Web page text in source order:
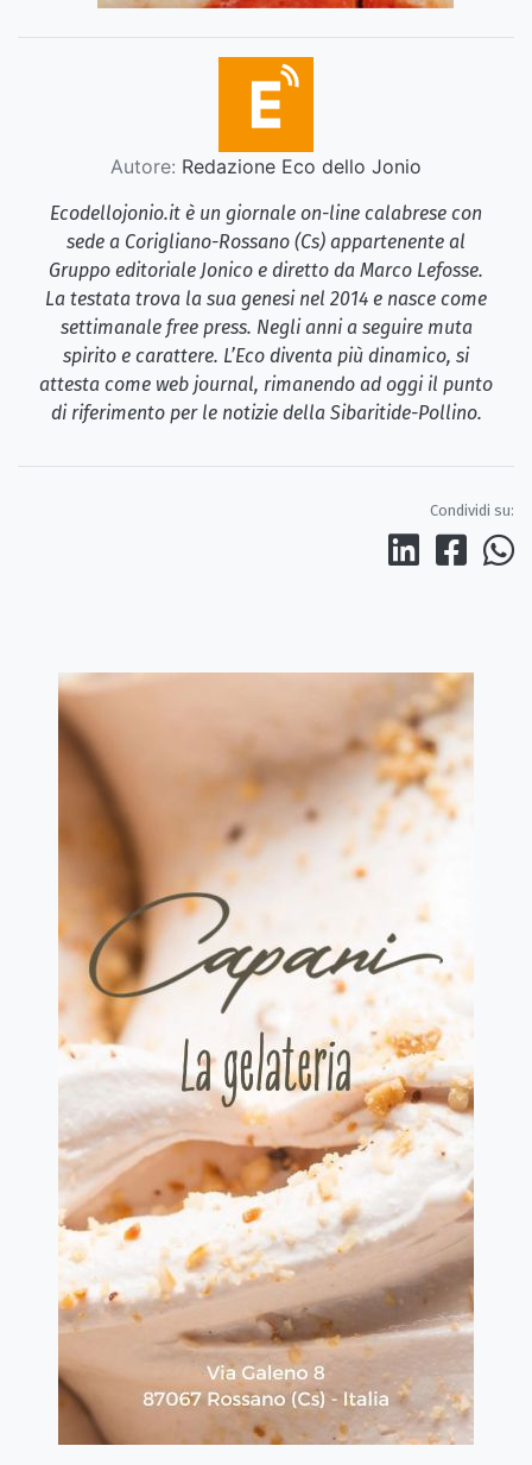
Autore: Redazione Eco dello Jonio
Ecodellojonio.it è un giornale on-line calabrese con
sede a Corigliano-Rossano (Cs) appartenente al
Gruppo editoriale Jonico e diretto da Marco Lefosse.
La testata trova la sua genesi nel 2014 e nasce come
settimanale free press. Negli anni a seguire muta
spirito e carattere. L’Eco diventa più dinamico, si
attesta come web journal, rimanendo ad oggi il punto
di riferimento per le notizie della Sibaritide-Pollino.
Condividi su: